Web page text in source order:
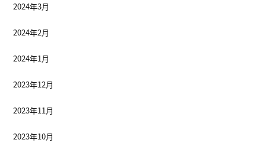
2024年3月
2024年2月
2024年1月
2023年12月
2023年11月
2023年10月